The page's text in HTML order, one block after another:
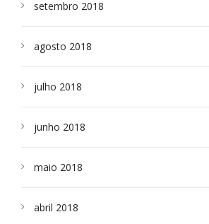
setembro 2018
agosto 2018
julho 2018
junho 2018
maio 2018
abril 2018